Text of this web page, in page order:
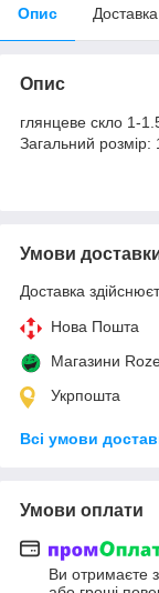
Опис Доставка
Опис
глянцеве скло 1-
Загальний
Умови
Доставка
Нова Пошта
Магазини
Укрпошта
Всі умови
Умови оплати
Ви отримаєте